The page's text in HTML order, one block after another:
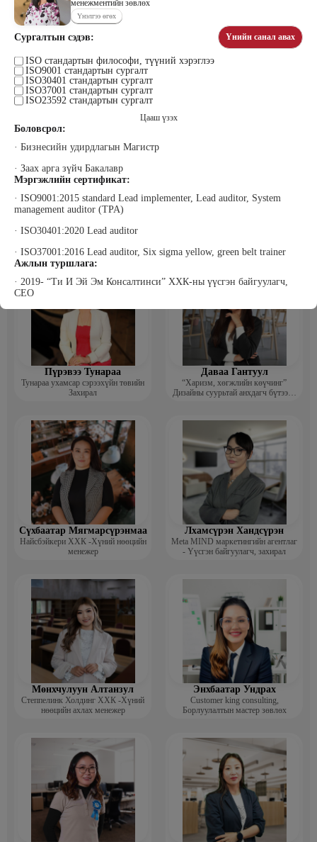
менежментийн зөвлөх
Үнэлгээ өгөх
Сургалтын сэдэв: Үнийн санал авах
ISO стандартын философи, түүний хэрэглээ
ISO9001 стандартын сургалт
ISO30401 стандартын сургалт
ISO37001 стандартын сургалт
ISO23592 стандартын сургалт
Цааш үзэх
Боловсрол:
· Бизнесийн удирдлагын Магистр
· Заах арга зүйч Бакалавр
Мэргэжлийн сертификат:
· ISO9001:2015 standard Lead implementer, Lead auditor, System
management auditor (TPA)
· ISO30401:2020 Lead auditor
· ISO37001:2016 Lead auditor, Six sigma yellow, green belt trainer
Ажлын туршлага:
· 2019- “Ти И Эй Эм Консалтинси” ХХК-ны үүсгэн байгуулагч,
CEO
· 2019-2024 “Observe Star” ХХК менежментийн зөвлөх, сургагч
· 2015-2018 “МЧБС” ХХК Хүний нөөцийн менежер, Үйлчилгээ
албаны дарга
· 2011-2014 “Этүгэн-Эе” ХХК Уул уурхайн компанийн хүний
нөөц, үйл ажиллагаа хариуцсан захирал
Тогтох Дэнсмаа
Дэмас Ред Камел ХХК Үүсгэн
байгуулагч
Сэтгэцийн эрүүл мэндийн үндэсний
Жаргалсайхан Ням-Эрдэнэ
захирал
Пүрэвээ Тунараа
Тунараа ухамсар сэрээхүйн төвийн
Захирал
Даваа Гантуул
“Харизм, хөгжлийн көүчинг”
Дизайны суурьтай анхдагч бүтээлч
Сүхбаатар Мягмарсүрэнмаа
Найсбэйкери ХХК -Хүний нөөцийн
менежер
Лхамсүрэн Хандсүрэн
Meta MIND маркетингийн агентлаг
- Үүсгэн байгуулагч, захирал
Мөнхчулуун Алтанзул
Степпелинк Холдинг ХХК -Хүний
нөөцийн ахлах менежер
Энхбаатар Ундрах
Customer king consulting,
Борлуулалтын мастер зөвлөх